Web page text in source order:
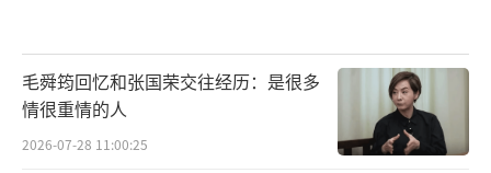
毛舜筠回忆和张国荣交往经历：是很多
情很重情的人
2026-07-28 11:00:25